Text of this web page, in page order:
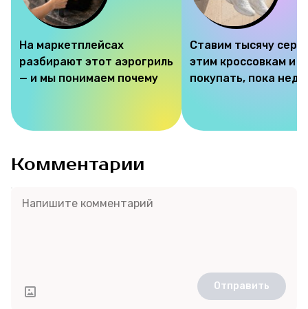
На маркетплейсах
разбирают этот аэрогриль
— и мы понимаем почему
Ставим тысячу
этим кроссовкам и
покупать, пока
Комментарии
Отправить